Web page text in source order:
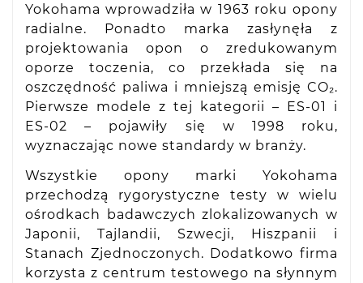
Yokohama wprowadziła w 1963 roku opony
radialne. Ponadto marka zasłynęła z
projektowania opon o zredukowanym
oporze toczenia, co przekłada się na
oszczędność paliwa i mniejszą emisję CO₂.
Pierwsze modele z tej kategorii – ES-01 i
ES-02 – pojawiły się w 1998 roku,
wyznaczając nowe standardy w branży.
Wszystkie opony marki Yokohama
przechodzą rygorystyczne testy w wielu
ośrodkach badawczych zlokalizowanych w
Japonii, Tajlandii, Szwecji, Hiszpanii i
Stanach Zjednoczonych. Dodatkowo firma
korzysta z centrum testowego na słynnym